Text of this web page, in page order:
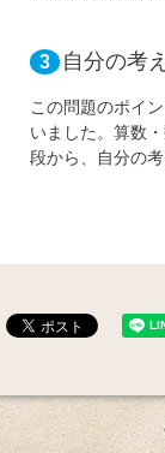
3 自分の考
この問題のポイ
いました。算数
段から、自分の